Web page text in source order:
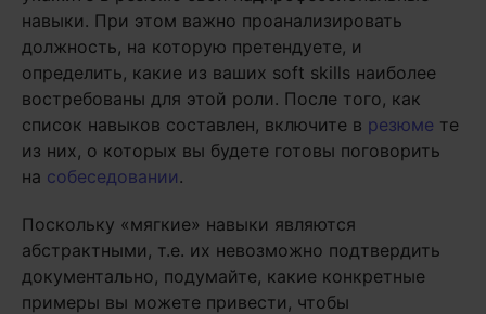
навыки. При этом важно проанализировать
должность, на которую претендуете, и
определить, какие из ваших soft skills наиболее
востребованы для этой роли. После того, как
список навыков составлен, включите в резюме те
из них, о которых вы будете готовы поговорить
на собеседовании.
Поскольку «мягкие» навыки являются
абстрактными, т.е. их невозможно подтвердить
документально, подумайте, какие конкретные
примеры вы можете привести, чтобы